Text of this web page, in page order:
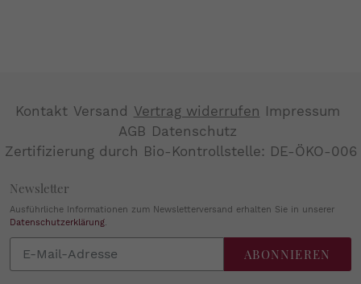
Kontakt Versand Vertrag widerrufen Impressum
AGB Datenschutz
Zertifizierung durch Bio-Kontrollstelle: DE-ÖKO-006
Newsletter
Ausführliche Informationen zum Newsletterversand erhalten Sie in unserer
Datenschutzerklärung.
Sie
ABONNIEREN